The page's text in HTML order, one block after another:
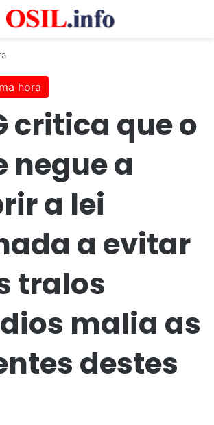
hora
critica que o
negue a
a lei
a evitar
tralos
malia as
destes